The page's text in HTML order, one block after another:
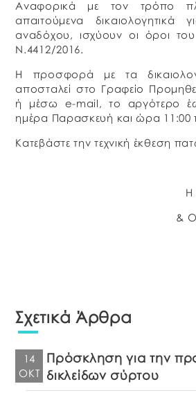
Αναφορικά με τον τρόπο
απαιτούμενα
αναδόχου, ισχύουν οι όροι
Ν.4412/2016.
Η προσφορά με τα
αποσταλεί στο Γραφείο
ή μέσω e-mail, το αργότερο
ημέρα Παρασκευή και ώρα 11:00
Κατεβάστε την τεχνική έκθεση
Η
&
Σχετικά Άρθρα
14
ΟΚΤ
Πρόσκληση για την
δικλείδων σύρτου